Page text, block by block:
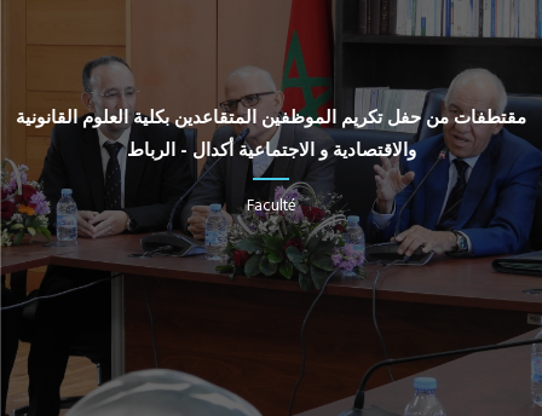
مقتطفات من حفل تكريم الموظفين المتقاعدين بكلية العلوم القانونية
والاقتصادية و الاجتماعية أكدال - الرباط
Faculté